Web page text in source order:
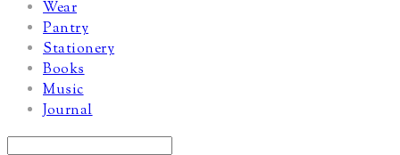
Wear
Pantry
Stationery
Books
Music
Journal